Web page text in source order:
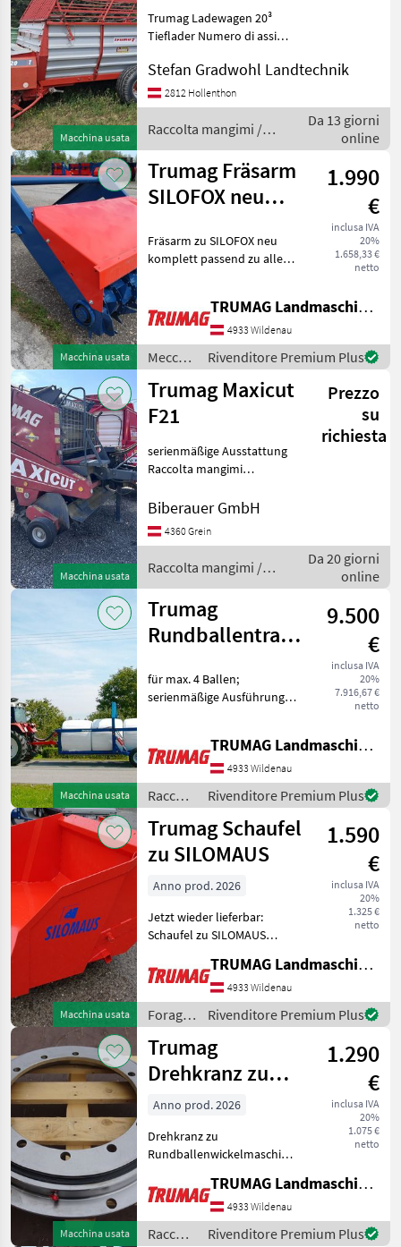
Macchina usata
Trumag Ladewagen 20³
Tieflader Numero di assi
Cartellino del prezzo,
Protezione lame, : Raccolta
mangimi Autocaricanti
Stefan Gradwohl Landtechnik
2812 Hollenthon
Raccolta mangimi /
Trumag
Da 13 giorni
online
Macchina usata
Trumag Fräsarm
SILOFOX neu
1.990
€
inclusa IVA
20%
1.658,33 €
netto
Fräsarm zu SILOFOX neu
komplett passend zu allen
Fräswerkzeuge - inkl.
diverser Ketten und
Kettenräder Me
TRUMAG Landmaschinen VertriebsgmbH
4933 Wildenau
Meccanizzazione
interna
/
Trumag
Rivenditore Premium Plus
Macchina usata
Trumag Maxicut
F21
Prezzo
su
richiesta
serienmäßige Ausstattung
Raccolta mangimi
Biberauer GmbH
4360 Grein
Raccolta mangimi /
Trumag
Da 20 giorni
online
Macchina usata
Trumag
Rundballentransportwagen
Ausstellungsmaschine
9.500
€
inclusa IVA
20%
7.916,67 €
netto
für max. 4 Ballen;
serienmäßige Ausführung:
Schwenkachse, auf Wunsch
Bowdenzugbedienung und
hydraulische Bremse; Preis:
TRUMAG Landmaschinen VertriebsgmbH
4933 Wildenau
Raccolta
mangimi
/
Trumag
Rivenditore Premium Plus
Macchina usata
Trumag Schaufel
zu SILOMAUS
1.590
€
inclusa IVA
20%
1.325 €
netto
Anno prod. 2026
Jetzt wieder lieferbar:
Schaufel zu SILOMAUS
Silomaus ab Baujahr 1991
Foraggiamento
Foraggiamento
TRUMAG Landmaschinen VertriebsgmbH
4933 Wildenau
Foraggiamento
/
Trumag
Rivenditore Premium Plus
Macchina usata
Trumag
Drehkranz zu
Rundballenwickelmaschine
1.290
€
inclusa IVA
20%
1.075 €
netto
Anno prod. 2026
Drehkranz zu
Rundballenwickelmaschinen
Fort, Fella, Laverda,
Trumag, Morra evt. auch zu
anderen Modellen passend
(siehe Maßblatt)
TRUMAG Landmaschinen VertriebsgmbH
4933 Wildenau
Raccolta
Rivenditore Premium Plus